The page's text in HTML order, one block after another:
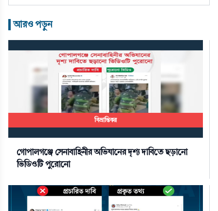
আরও পড়ুন
বিভ্রান্তিকর
গোপালগঞ্জে সেনাবাহিনীর অভিযানের দৃশ্য দাবিতে ছড়ানো
ভিডিওটি পুরোনো